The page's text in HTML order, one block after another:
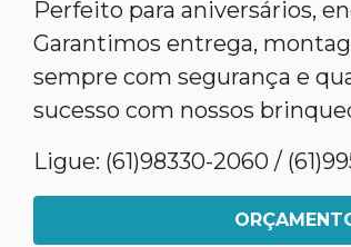
Perfeito para aniversários,
Garantimos entrega,
sempre com segurança e
sucesso com nossos
Ligue: (61)98330-2060 /